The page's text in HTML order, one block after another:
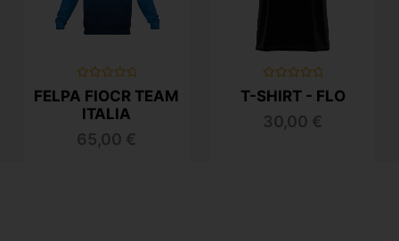
Valutato
0
su
FELPA FIOCR TEAM
ITALIA
65,00 €
0
5
T-SHIRT - FLO
30,00 €